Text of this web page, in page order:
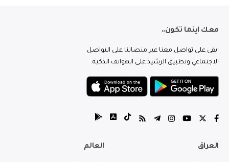
معك اينما تكون..
ابقى على تواصل معنا عبر منصاتنا على التواصل
الاجتماعي وتطبيق الرشيد على الهواتف الذكية.
العراق العالم